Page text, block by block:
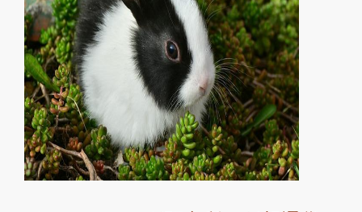
ー
ニ
ン
グ
研
究
所
で
仮